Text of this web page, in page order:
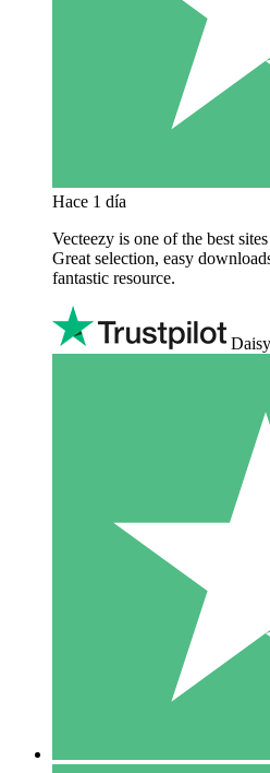
Hace 1 día
Vecteezy is one of the best
Great selection, easy
fantastic resource.